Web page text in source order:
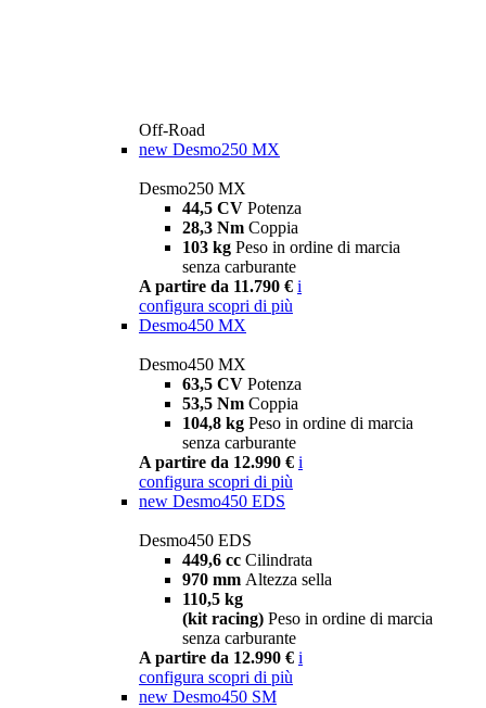
Off-Road
new Desmo250 MX
Desmo250 MX
44,5 CV Potenza
28,3 Nm Coppia
103 kg Peso in ordine di marcia
senza carburante
A partire da 11.790 € i
configura scopri di più
Desmo450 MX
Desmo450 MX
63,5 CV Potenza
53,5 Nm Coppia
104,8 kg Peso in ordine di marcia
senza carburante
A partire da 12.990 € i
configura scopri di più
new Desmo450 EDS
Desmo450 EDS
449,6 cc Cilindrata
970 mm Altezza sella
110,5 kg
(kit racing) Peso in ordine di marcia
senza carburante
A partire da 12.990 € i
configura scopri di più
new Desmo450 SM